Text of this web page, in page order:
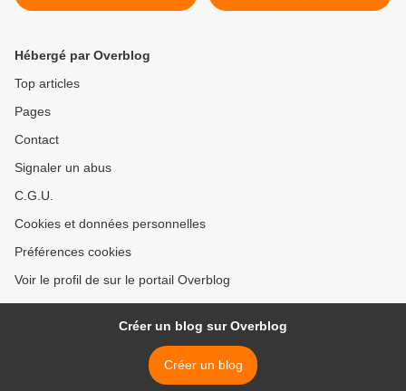
- Firemen Fire >
Hébergé par Overblog
Top articles
Pages
Contact
Signaler un abus
C.G.U.
Cookies et données personnelles
Préférences cookies
Voir le profil de sur le portail Overblog
Créer un blog sur Overblog
Créer un blog